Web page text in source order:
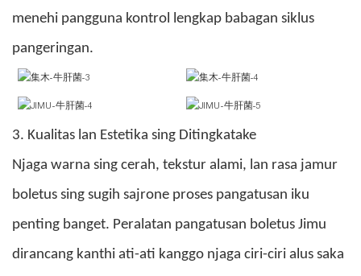
menehi pangguna kontrol lengkap babagan siklus
pangeringan.
3. Kualitas lan Estetika sing Ditingkatake
Njaga warna sing cerah, tekstur alami, lan rasa jamur
boletus sing sugih sajrone proses pangatusan iku
penting banget. Peralatan pangatusan boletus Jimu
dirancang kanthi ati-ati kanggo njaga ciri-ciri alus saka